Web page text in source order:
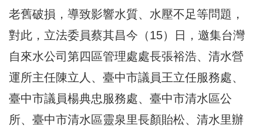
老舊破損，導致影響水質、水壓不足等問題，
對此，立法委員蔡其昌今（15）日，邀集台灣
自來水公司第四區管理處處長張裕浩、清水營
運所主任陳立人、臺中市議員王立任服務處、
臺中市議員楊典忠服務處、臺中市清水區公
所、臺中市清水區靈泉里長顏貽松、清水里辦